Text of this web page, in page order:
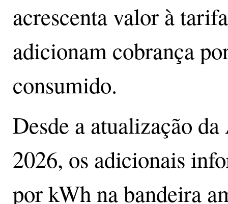
acrescenta valor à
adicionam cobrança
consumido.
Desde a atualização
2026, os adicionais
por kWh na bandeira